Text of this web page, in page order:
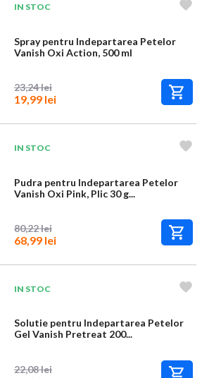
IN STOC
Spray pentru Indepartarea Petelor
Vanish Oxi Action, 500 ml
23,24 lei
19,99 lei
IN STOC
Pudra pentru Indepartarea Petelor
Vanish Oxi Pink, Plic 30 g...
80,22 lei
68,99 lei
IN STOC
Solutie pentru Indepartarea Petelor
Gel Vanish Pretreat 200...
22,08 lei